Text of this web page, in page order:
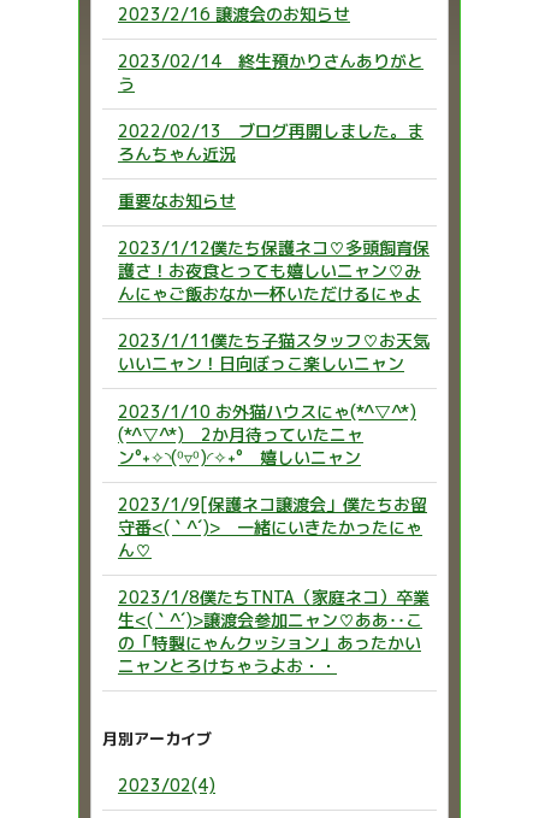
2023/2/16 譲渡会のお知らせ
2023/02/14 終生預かりさんありがと
う
2022/02/13 ブログ再開しました。ま
ろんちゃん近況
重要なお知らせ
2023/1/12僕たち保護ネコ♡多頭飼育保
護さ！お夜食とっても嬉しいニャン♡み
んにゃご飯おなか一杯いただけるにゃよ
2023/1/11僕たち子猫スタッフ♡お天気
いいニャン！日向ぼっこ楽しいニャン
2023/1/10 お外猫ハウスにゃ(*^▽^*)
(*^▽^*) 2か月待っていたニャ
ン°˖✧◝(⁰▿⁰)◜✧˖° 嬉しいニャン
2023/1/9[保護ネコ譲渡会」僕たちお留
守番<(｀^´)> 一緒にいきたかったにゃ
ん♡
2023/1/8僕たちTNTA（家庭ネコ）卒業
生<(｀^´)>譲渡会参加ニャン♡ああ‥こ
の「特製にゃんクッション」あったかい
ニャンとろけちゃうよお・・
月別アーカイブ
2023/02(4)